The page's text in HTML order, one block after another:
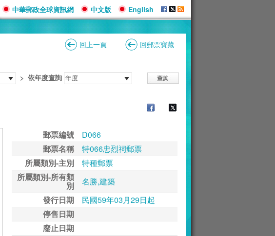
中華郵政全球資訊網 中文版 English
回上一頁 回郵票寶藏
> 依年度查詢
郵票編號
D066
郵票名稱
特066忠烈祠郵票
所屬類別-主別
特種郵票
所屬類別-所有類
別
名勝,建築
發行日期
民國59年03月29日起
停售日期
廢止日期